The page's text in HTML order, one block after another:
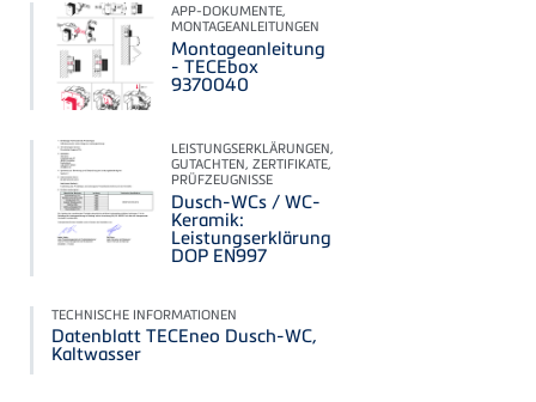
APP-DOKUMENTE,
MONTAGEANLEITUNGEN
Montageanleitung
- TECEbox
9370040
LEISTUNGSERKLÄRUNGEN,
GUTACHTEN, ZERTIFIKATE,
PRÜFZEUGNISSE
Dusch-WCs / WC-
Keramik:
Leistungserklärung
DOP EN997
TECHNISCHE INFORMATIONEN
Datenblatt TECEneo Dusch-WC,
Kaltwasser